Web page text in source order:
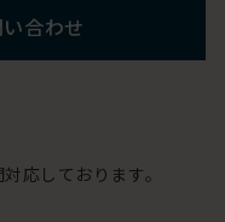
合わせ
応しております。